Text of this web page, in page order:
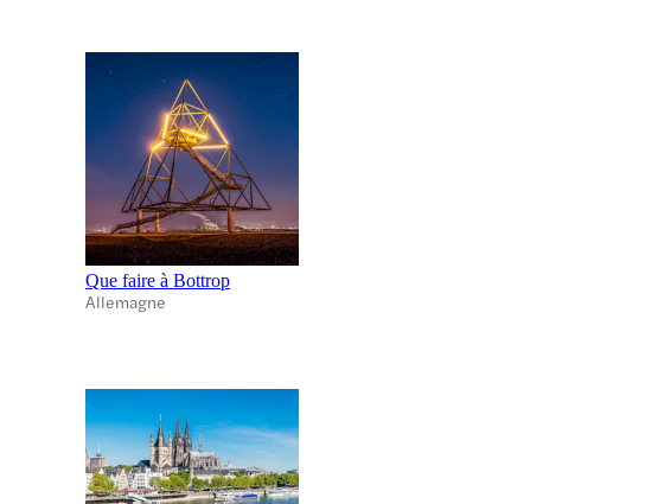
Que faire à Bottrop
Allemagne